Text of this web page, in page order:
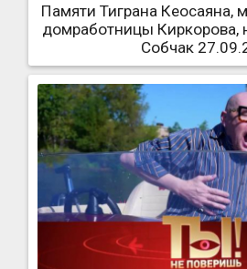
Памяти Тиграна Кеосаяна,
домработницы Киркорова,
Собчак